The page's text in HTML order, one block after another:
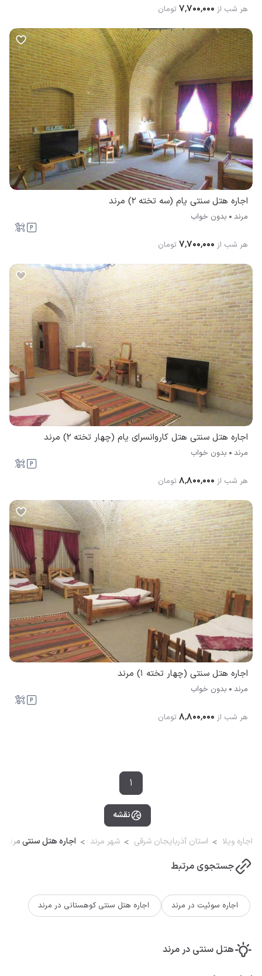
هر شب از ۷٬۷۰۰٬۰۰۰ تومان
اجاره هتل سنتی یام (سه تخته 2) مرند
مرند بدون خواب
هر شب از ۷٬۷۰۰٬۰۰۰ تومان
اجاره هتل سنتی هتل کاروانسرای یام (چهار تخته 2) مرند
مرند بدون خواب
هر شب از ۸٬۸۰۰٬۰۰۰ تومان
اجاره هتل سنتی (چهار تخته 1) مرند
مرند بدون خواب
هر شب از ۸٬۸۰۰٬۰۰۰ تومان
1
نقشه
اجاره ویلا استان آذربایجان شرقی شهر مرند اجاره هتل سنتی مرند
جستجوی مرتبط
اجاره سوئیت در مرند اجاره هتل سنتی کوهستانی در مرند
هتل سنتی در مرند